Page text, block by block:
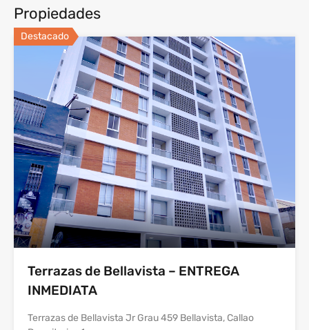
Propiedades
Destacado
Terrazas de Bellavista – ENTREGA
INMEDIATA
Terrazas de Bellavista Jr Grau 459 Bellavista, Callao